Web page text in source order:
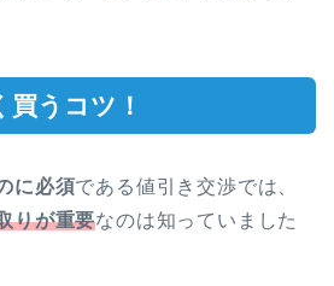
うコツ！
に必須である値引き交渉では、
りが重要なのは知っていました